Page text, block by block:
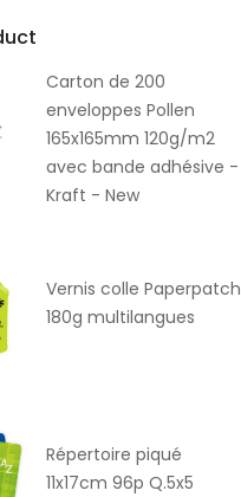
Carton de 200
enveloppes Pollen
165x165mm 120g/m2
avec bande adhésive -
Kraft - New
Vernis colle Paperpatch
180g multilangues
Répertoire piqué
11x17cm 96p Q.5x5